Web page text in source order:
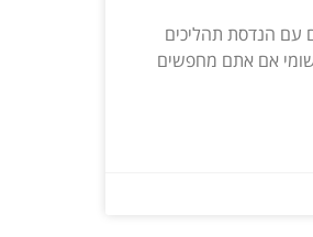
עם הנדסת תהליכים
אם אתם מחפשים